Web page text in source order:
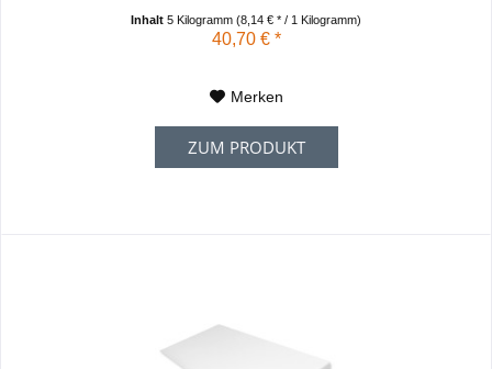
Inhalt5 Kilogramm(8,14 € * / 1 Kilogramm)
40,70 € *
Merken
ZUM PRODUKT